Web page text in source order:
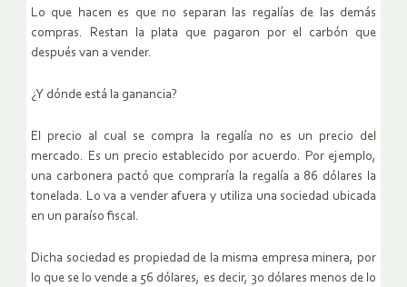
Lo que hacen es que no separan las regalías de las demás
compras. Restan la plata que pagaron por el carbón que
después van a vender.
¿Y dónde está la ganancia?
El precio al cual se compra la regalía no es un precio del
mercado. Es un precio establecido por acuerdo. Por ejemplo,
una carbonera pactó que compraría la regalía a 86 dólares la
tonelada. Lo va a vender afuera y utiliza una sociedad ubicada
en un paraíso fiscal.
Dicha sociedad es propiedad de la misma empresa minera, por
lo que se lo vende a 56 dólares, es decir, 30 dólares menos de lo